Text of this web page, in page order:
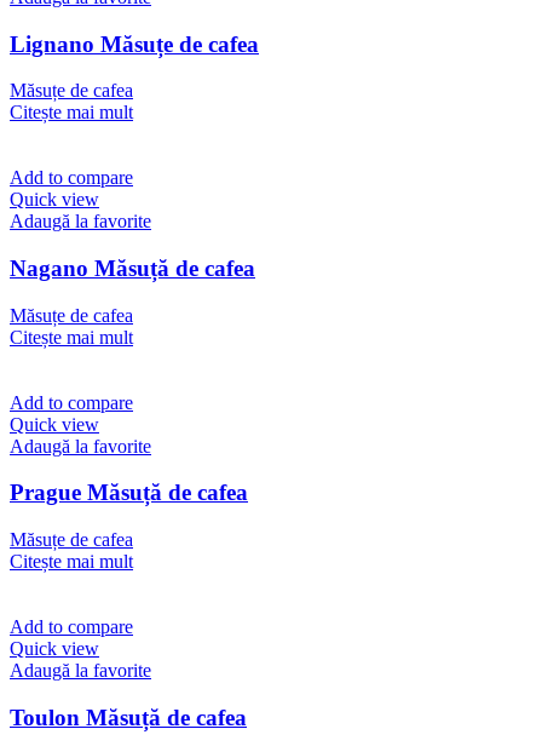
Lignano Măsuțe de cafea
Măsuțe de cafea
Citește mai mult
Add to compare
Quick view
Adaugă la favorite
Nagano Măsuță de cafea
Măsuțe de cafea
Citește mai mult
Add to compare
Quick view
Adaugă la favorite
Prague Măsuță de cafea
Măsuțe de cafea
Citește mai mult
Add to compare
Quick view
Adaugă la favorite
Toulon Măsuță de cafea